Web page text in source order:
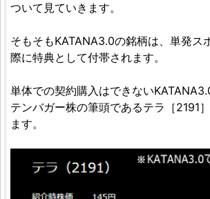
ついて見ていきます。
そもそもKATANA3.0の銘柄は、単発ス
際に特典として付帯されます。
単体での契約購入はできない
テンバガー株の筆頭であるテラ［2191
ます。